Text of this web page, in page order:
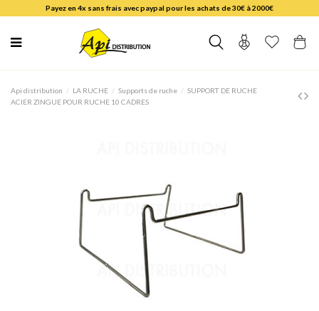
Payez en 4x sans frais avec paypal pour les achats de 30€ à 2000€
Api distribution LA RUCHE Supports de ruche
SUPPORT DE RUCHE
ACIER ZINGUE POUR RUCHE 10 CADRES